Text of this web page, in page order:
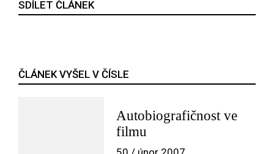
SDÍLET ČLÁNEK
ČLÁNEK VYŠEL V ČÍSLE
Autobiografičnost ve
filmu